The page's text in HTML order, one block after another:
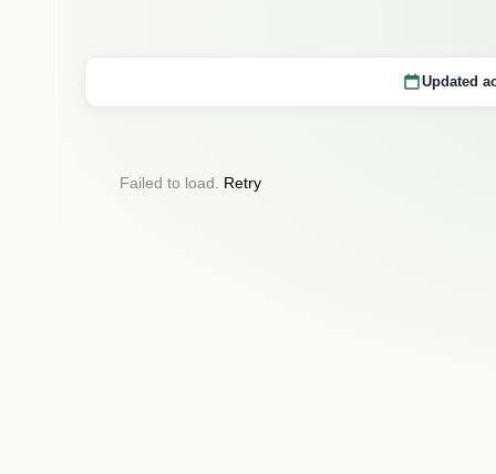
Updated
Failed to load. Retry